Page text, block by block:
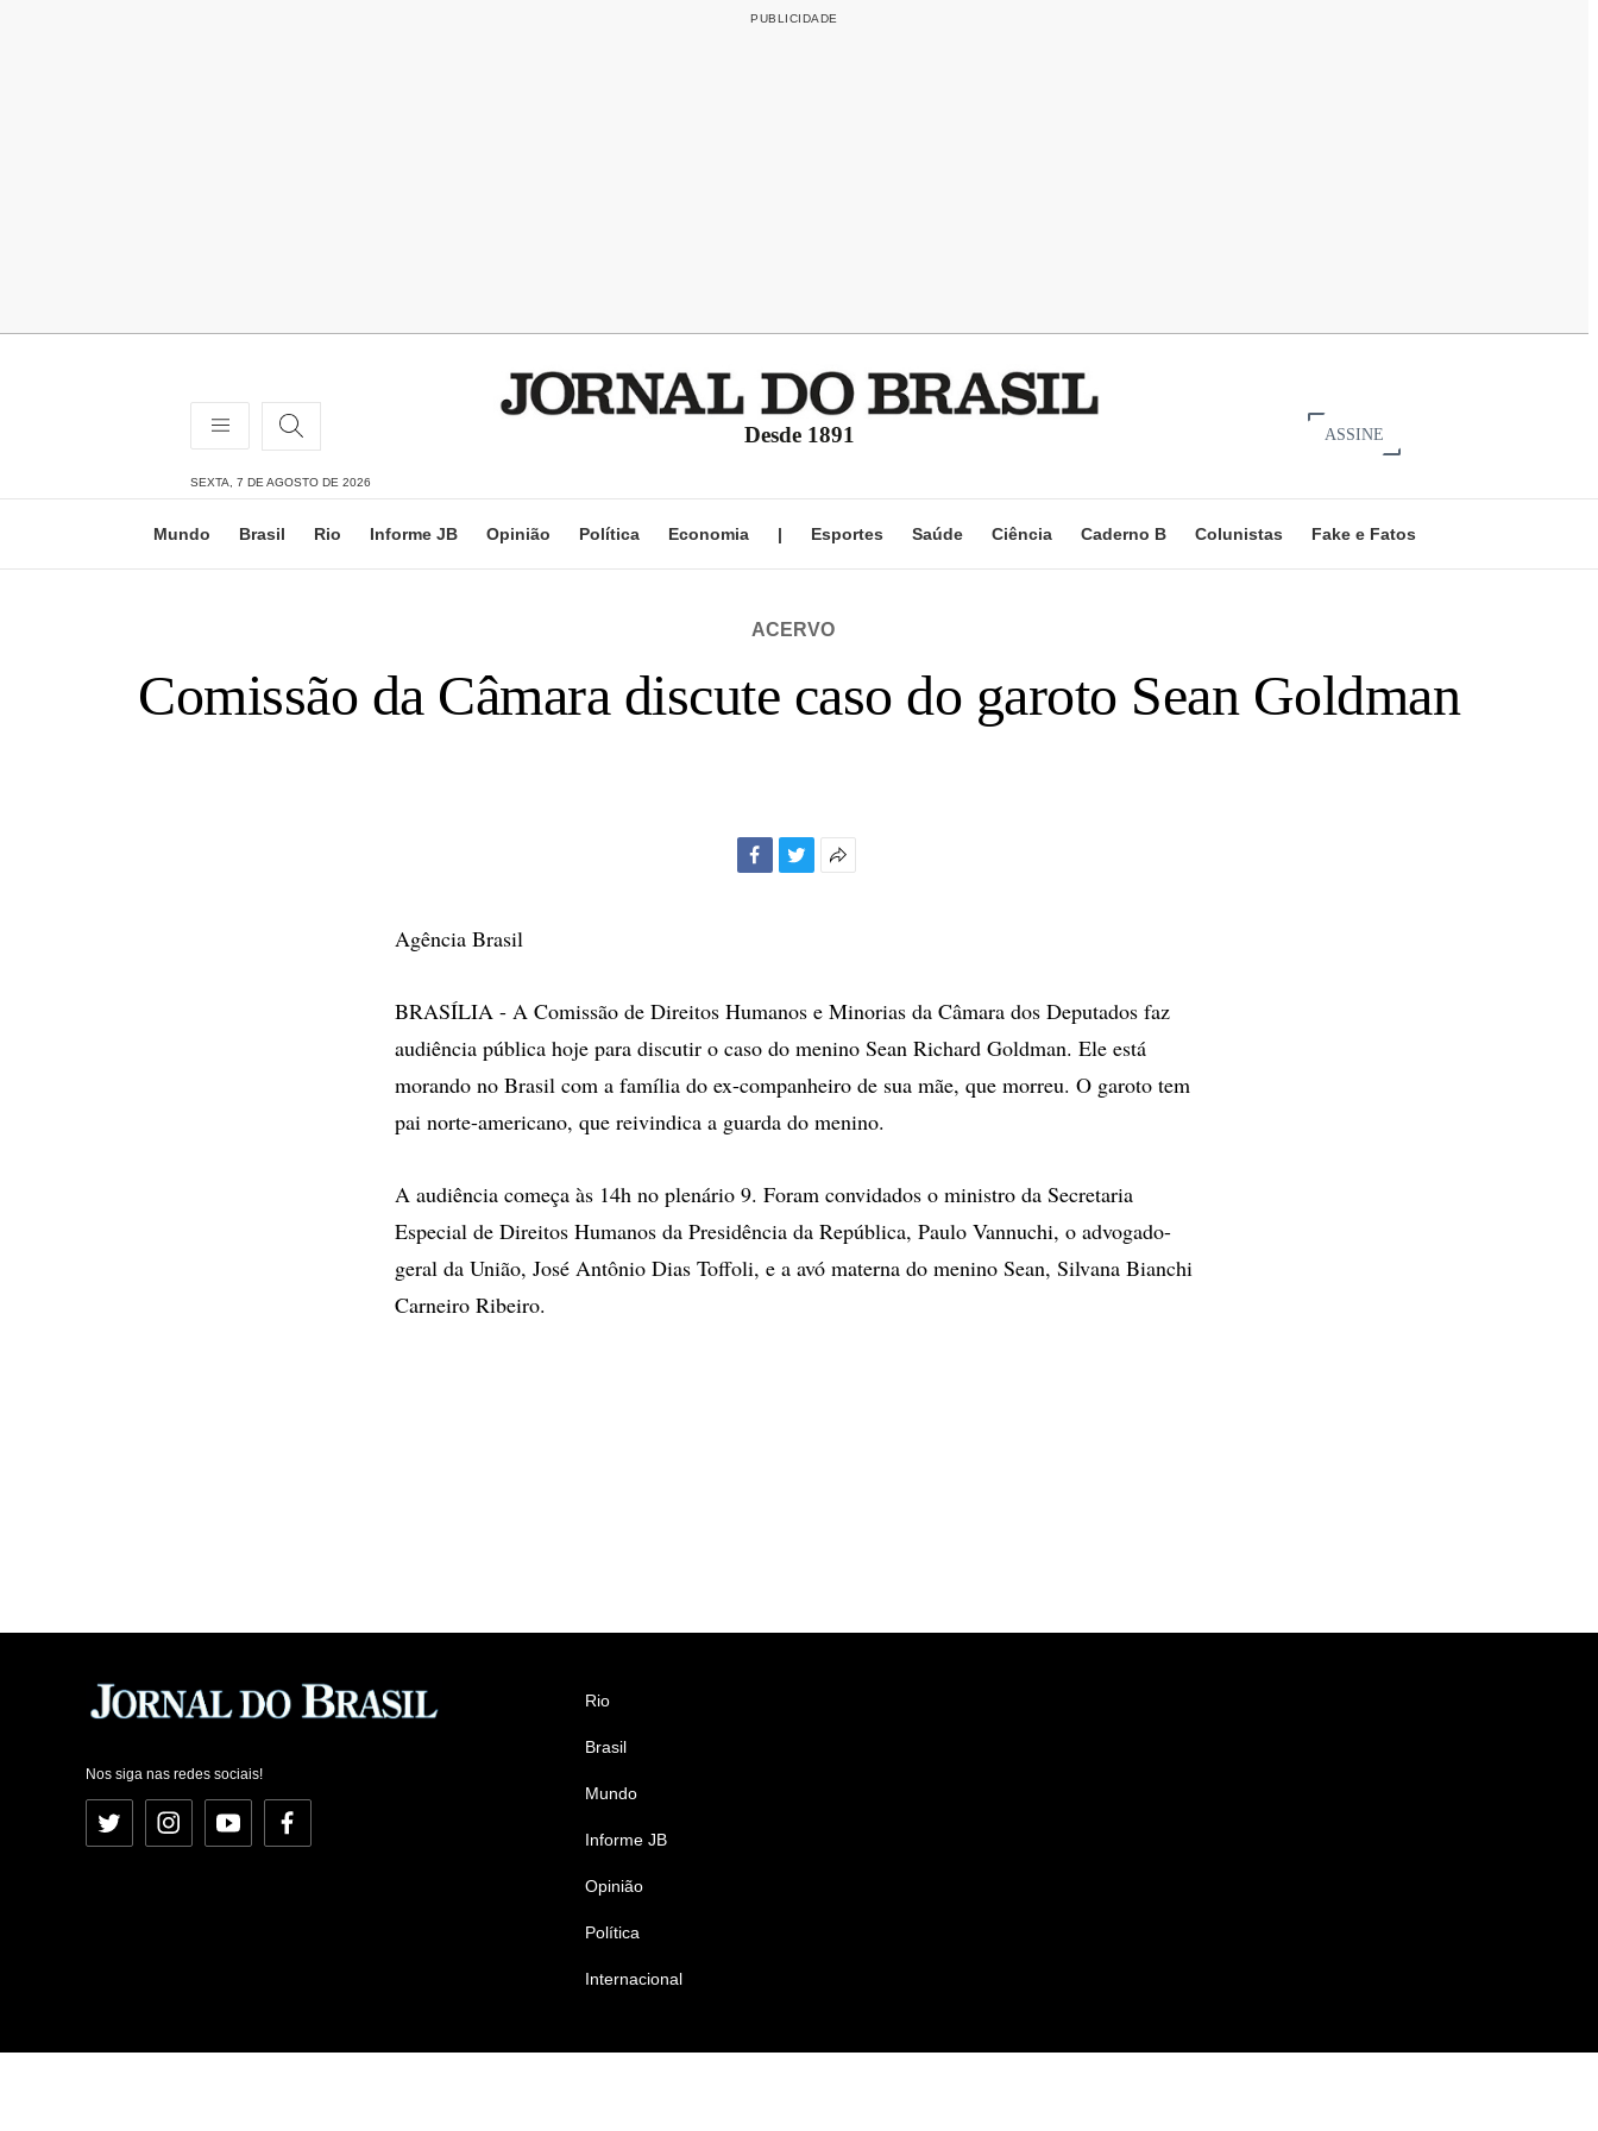
Desde 1891 ASSINE
SEXTA, 7 DE AGOSTO DE 2026
Mundo Brasil Rio Informe JB Opinião Política Economia | Esportes Saúde Ciência Caderno B Colunistas Fake e Fatos
ACERVO
Comissão da Câmara discute caso do garoto Sean Goldman
Agência Brasil
BRASÍLIA - A Comissão de Direitos Humanos e Minorias da Câmara dos Deputados faz
audiência pública hoje para discutir o caso do menino Sean Richard Goldman. Ele está
morando no Brasil com a família do ex-companheiro de sua mãe, que morreu. O garoto tem
pai norte-americano, que reivindica a guarda do menino.
A audiência começa às 14h no plenário 9. Foram convidados o ministro da Secretaria
Especial de Direitos Humanos da Presidência da República, Paulo Vannuchi, o advogado-
geral da União, José Antônio Dias Toffoli, e a avó materna do menino Sean, Silvana Bianchi
Carneiro Ribeiro.
Nos siga nas redes sociais!
Twitter InstagramYouTubeFacebook
Rio
Brasil
Mundo
Informe JB
Opinião
Política
Internacional